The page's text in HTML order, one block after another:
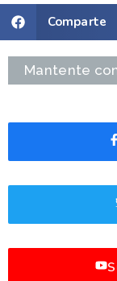
Comparte
Mantente